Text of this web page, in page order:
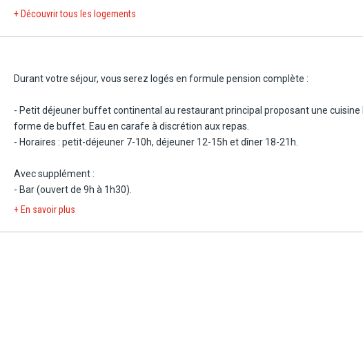
- Télévision.
Capacité maximale : 3 adultes ou 2 adultes + 2 enfants.
INFO VÉRITÉ : Il n'existe pas de système officiel de classification des hôtels en
figurant dans ce document sont fournies à titre purement indicatif. Le
+ Découvrir tous les logements
Durant votre séjour, vous serez logés en formule pension complète :
- Petit déjeuner buffet continental au restaurant principal proposant une
forme de buffet. Eau en carafe à discrétion aux repas.
- Horaires : petit-déjeuner 7-10h, déjeuner 12-15h et dîner 18-21h.
Avec supplément :
- Bar (ouvert de 9h à 1h30).
+ En savoir plus